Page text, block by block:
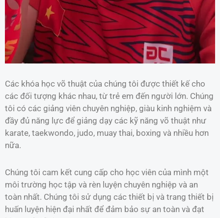
Các khóa học võ thuật của chúng tôi được thiết kế cho
các đối tượng khác nhau, từ trẻ em đến người lớn. Chúng
tôi có các giảng viên chuyên nghiệp, giàu kinh nghiệm và
đầy đủ năng lực để giảng dạy các kỹ năng võ thuật như
karate, taekwondo, judo, muay thai, boxing và nhiều hơn
nữa.
Chúng tôi cam kết cung cấp cho học viên của mình một
môi trường học tập và rèn luyện chuyên nghiệp và an
toàn nhất. Chúng tôi sử dụng các thiết bị và trang thiết bị
huấn luyện hiện đại nhất để đảm bảo sự an toàn và đạt